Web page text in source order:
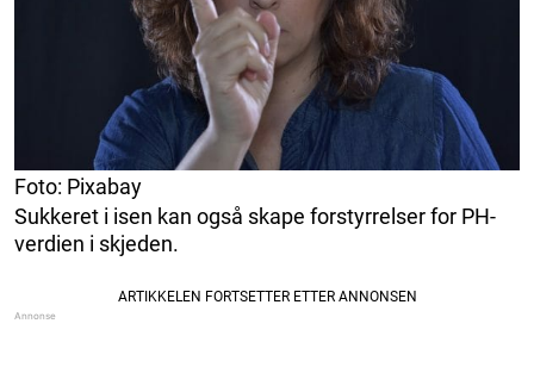
Foto: Pixabay
Sukkeret i isen kan også skape forstyrrelser for PH-
verdien i skjeden.